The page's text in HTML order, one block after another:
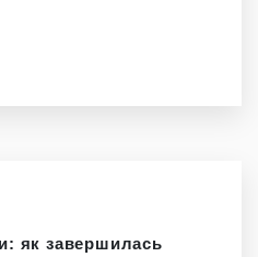
як завершилась